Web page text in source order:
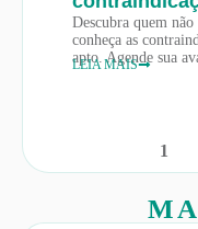
Descubra quem
conheça as
apto. Agende sua
LEIA MAIS
1